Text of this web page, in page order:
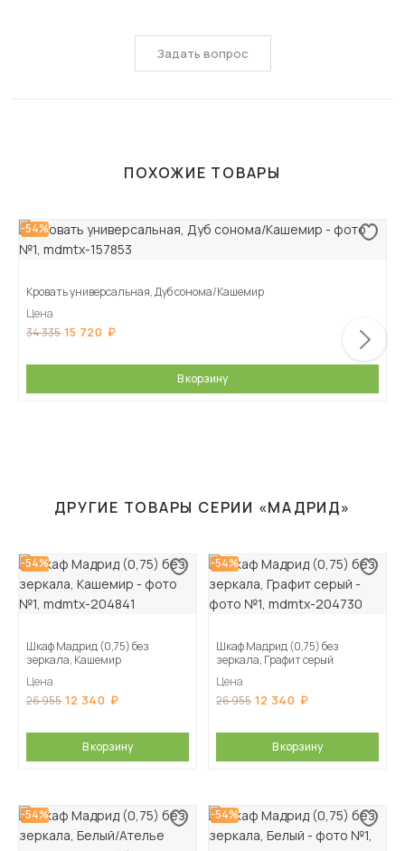
Задать вопрос
ПОХОЖИЕ ТОВАРЫ
-54%
Кровать универсальная, Дуб сонома/Кашемир
Цена
34 335 15 720
В корзину
ДРУГИЕ ТОВАРЫ СЕРИИ «МАДРИД»
-54%
Шкаф Мадрид (0,75) без
зеркала, Кашемир
Цена
26 955 12 340
В корзину
-54%
Шкаф Мадрид (0,75) без
зеркала, Графит серый
Цена
26 955 12 340
В корзину
-54% -54%